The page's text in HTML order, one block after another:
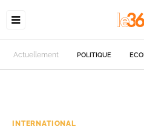
Actuellement POLITIQUE
INTERNATIONAL